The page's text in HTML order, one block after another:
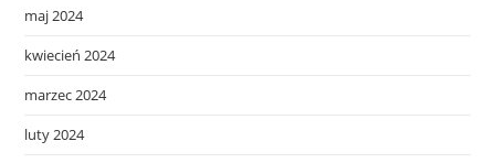
maj 2024
kwiecień 2024
marzec 2024
luty 2024